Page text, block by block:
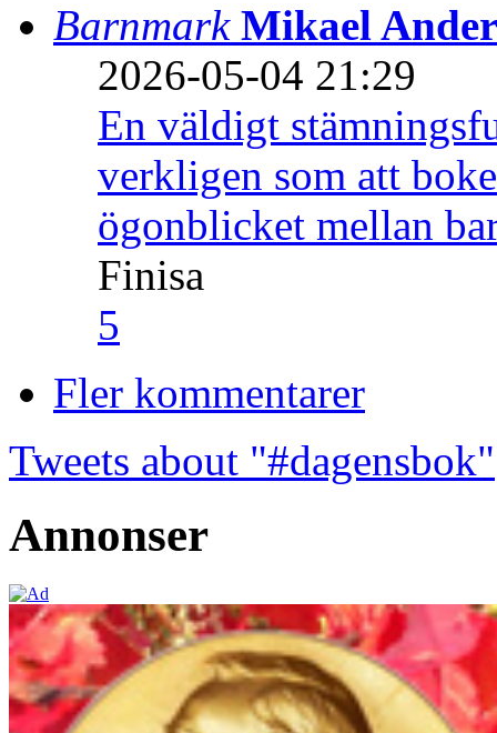
Barnmark Mikael
2026-05-04 21:29
En väldigt
verkligen som att
ögonblicket mellan
Finisa
5
Fler kommentarer
Tweets about "#dagensbok"
Annonser